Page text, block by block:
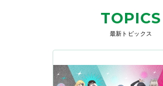
TOPICS
最新トピックス